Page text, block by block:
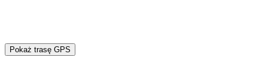
Pokaż trasę GPS